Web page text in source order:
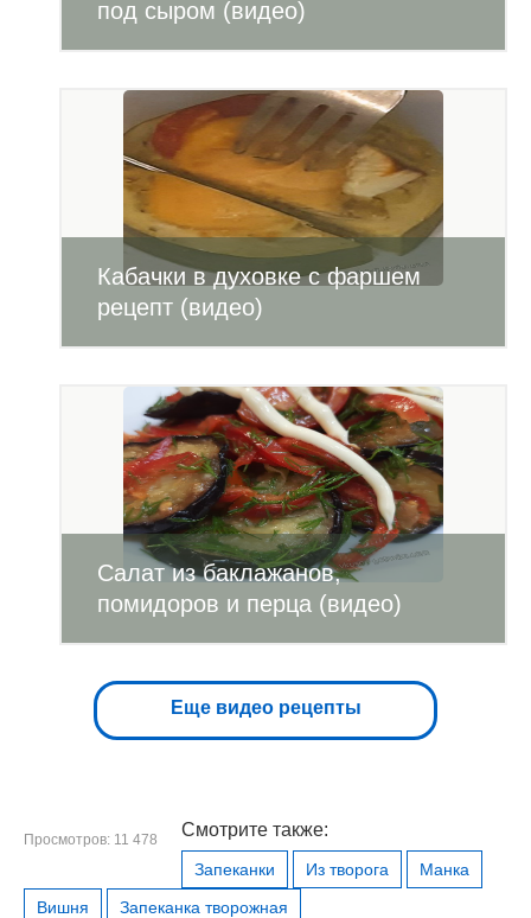
под сыром (видео)
Кабачки в духовке с фаршем
рецепт (видео)
Салат из баклажанов,
помидоров и перца (видео)
Еще видео рецепты
Просмотров: 11 478 Смотрите также:
Запеканки Из творога
Манка
Вишня
Запеканка творожная